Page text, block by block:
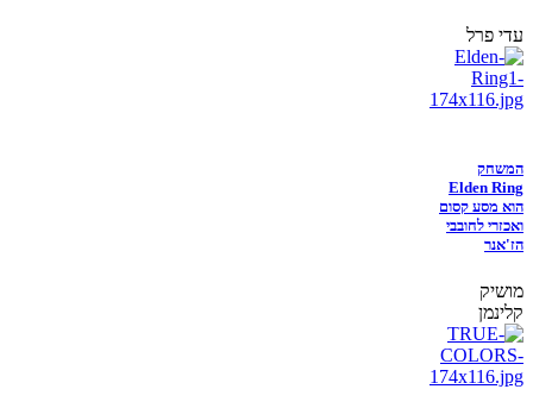
עדי פרל
המשחק
Elden Ring
הוא מסע קסום
ואכזרי לחובבי
הז'אנר
מושיק
קלינמן